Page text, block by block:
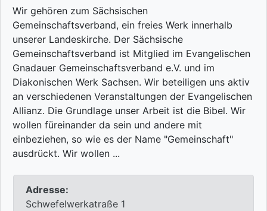
Wir gehören zum Sächsischen
Gemeinschaftsverband, ein freies Werk innerhalb
unserer Landeskirche. Der Sächsische
Gemeinschaftsverband ist Mitglied im Evangelischen
Gnadauer Gemeinschaftsverband e.V. und im
Diakonischen Werk Sachsen. Wir beteiligen uns aktiv
an verschiedenen Veranstaltungen der Evangelischen
Allianz. Die Grundlage unser Arbeit ist die Bibel. Wir
wollen füreinander da sein und andere mit
einbeziehen, so wie es der Name "Gemeinschaft"
ausdrückt. Wir wollen ...
Adresse:
Schwefelwerkatraße 1